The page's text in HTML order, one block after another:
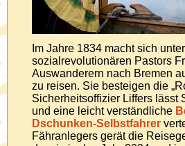
Im Jahre 1834 macht sich
sozialrevolutionären Pastors
Auswanderern nach Bremen
zu reisen. Sie besteigen die
Sicherheitsoffizier Liffers lässt
und eine leicht verständliche
Dschunken-Selbstfahrer
Fähranlegers gerät die